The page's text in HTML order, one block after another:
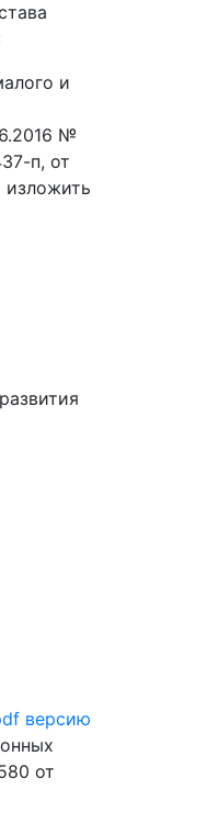
и
№
п, от
версию
от